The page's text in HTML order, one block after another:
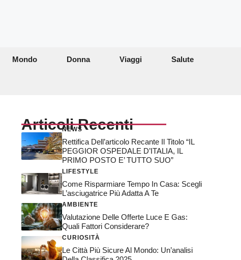
Mondo Donna Viaggi Salute
Articoli Recenti
NEWS
Rettifica Dell’articolo Recante Il Titolo “IL
PEGGIOR OSPEDALE D’ITALIA, IL
PRIMO POSTO E’ TUTTO SUO”
LIFESTYLE
Come Risparmiare Tempo In Casa: Scegli
L’asciugatrice Più Adatta A Te
AMBIENTE
Valutazione Delle Offerte Luce E Gas:
Quali Fattori Considerare?
CURIOSITÀ
Le Città Più Sicure Al Mondo: Un’analisi